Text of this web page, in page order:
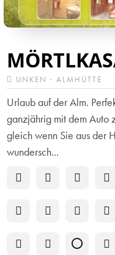
UNKEN · ALMHÜTTE
Urlaub auf der Alm.
ganzjährig mit dem Auto
gleich wenn Sie aus der
wundersch...